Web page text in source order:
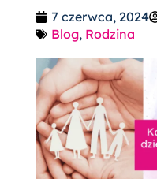
7 czerwca, 2024
Blog, Rodzina